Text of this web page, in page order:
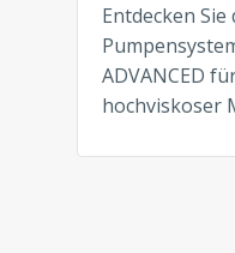
Entdecken
ADVANCED
hochviskoser